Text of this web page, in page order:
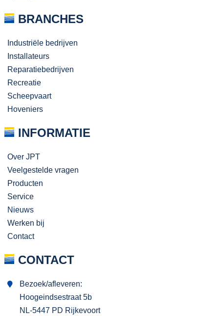
BRANCHES
Industriële bedrijven
Installateurs
Reparatiebedrijven
Recreatie
Scheepvaart
Hoveniers
INFORMATIE
Over JPT
Veelgestelde vragen
Producten
Service
Nieuws
Werken bij
Contact
CONTACT
Bezoek/afleveren:
Hoogeindsestraat 5b
NL-5447 PD Rijkevoort